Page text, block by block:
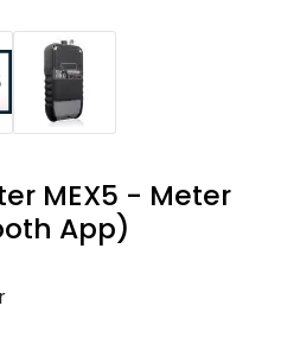
MEX5 - Meter
App)